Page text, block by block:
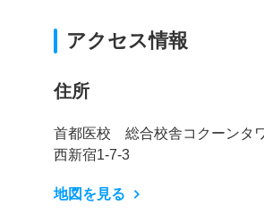
アクセス情報
住所
首都医校 総合校舎コクーンタ
西新宿1-7-3
地図を見る